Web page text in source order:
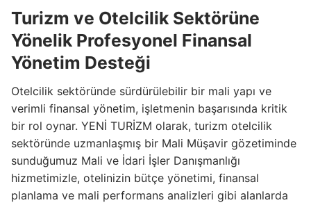
Turizm ve Otelcilik Sektörüne
Yönelik Profesyonel Finansal
Yönetim Desteği
Otelcilik sektöründe sürdürülebilir bir mali yapı ve
verimli finansal yönetim, işletmenin başarısında kritik
bir rol oynar. YENİ TURİZM olarak, turizm otelcilik
sektöründe uzmanlaşmış bir Mali Müşavir gözetiminde
sunduğumuz Mali ve İdari İşler Danışmanlığı
hizmetimizle, otelinizin bütçe yönetimi, finansal
planlama ve mali performans analizleri gibi alanlarda